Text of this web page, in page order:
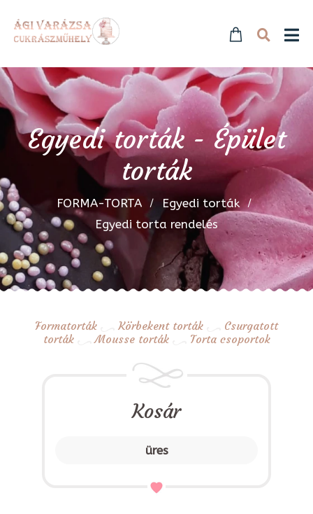
Egyedi torták - Épület
torták
FORMA-TORTA
Egyedi torták
Egyedi torta rendelés
Formatorták Körbekent torták
Csurgatott
torták
Mousse torták Torta csoportok
Kosár
üres